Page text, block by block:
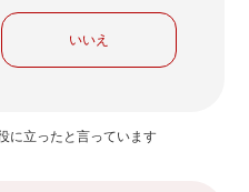
いいえ
に立ったと言っています